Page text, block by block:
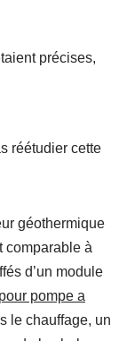
précises,
réétudier cette
géothermique
comparable à
d’un module
pompe a
le chauffage, un